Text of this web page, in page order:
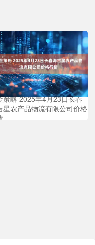
策略 2025年4月23日长春
星农产品物流有限公司价格